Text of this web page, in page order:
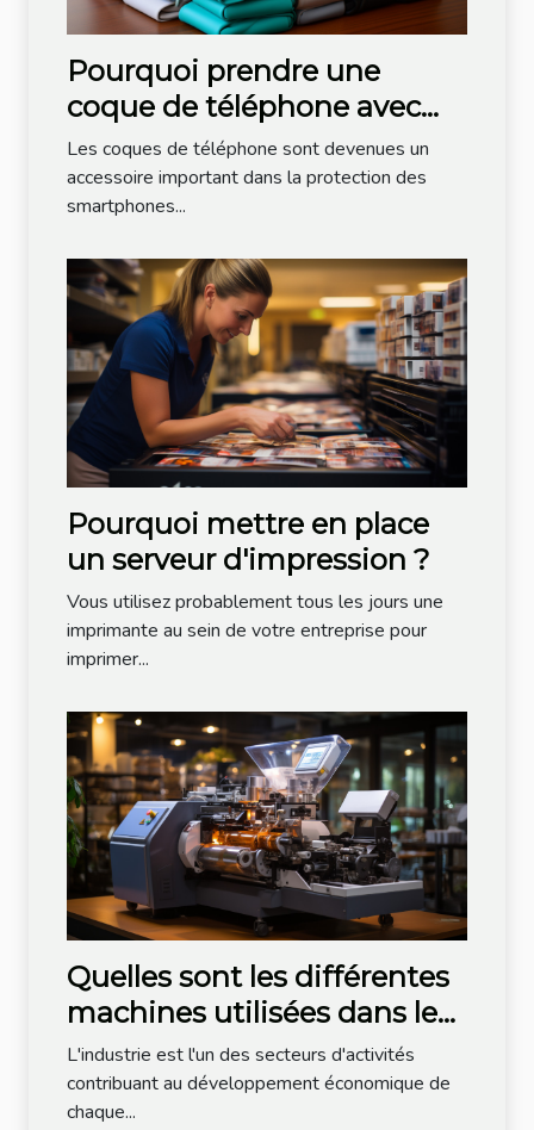
Pourquoi prendre une
coque de téléphone avec
cordon ?
Les coques de téléphone sont devenues un
accessoire important dans la protection des
smartphones...
Pourquoi mettre en place
un serveur d'impression ?
Vous utilisez probablement tous les jours une
imprimante au sein de votre entreprise pour
imprimer...
Quelles sont les différentes
machines utilisées dans le
domaine de l'industrie
agroalimentaire ?
L'industrie est l'un des secteurs d'activités
contribuant au développement économique de
chaque...